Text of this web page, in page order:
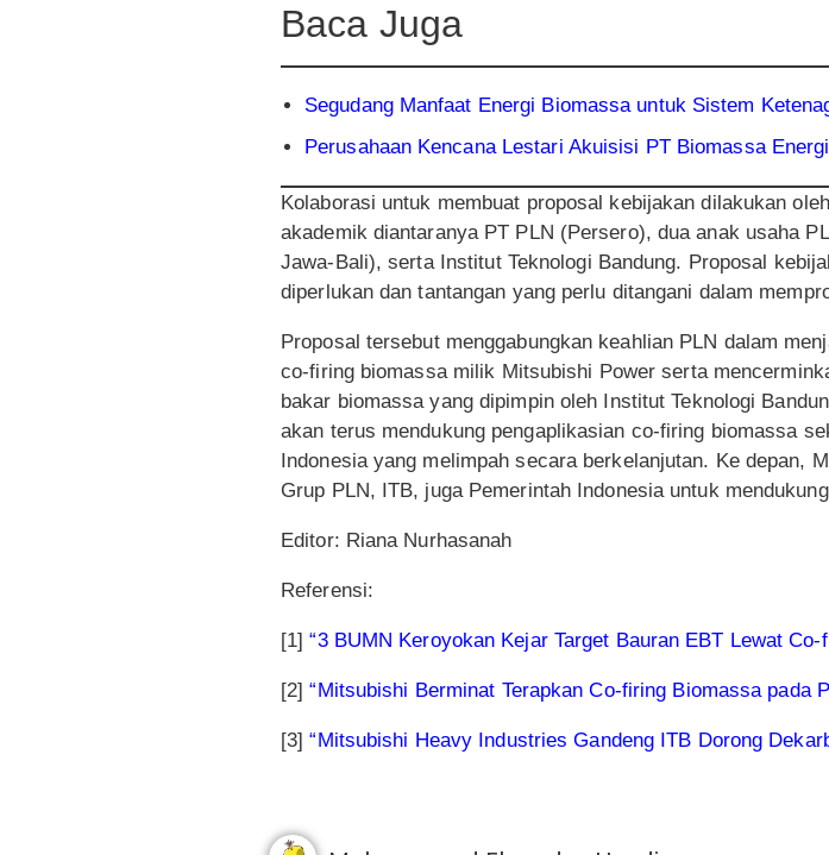
Baca Juga
Segudang Manfaat Energi Biomassa untuk Sistem
Perusahaan Kencana Lestari Akuisisi PT Biomassa
Kolaborasi untuk membuat proposal kebijakan dilakukan
akademik diantaranya PT PLN (Persero), dua anak usaha
Jawa-Bali), serta Institut Teknologi Bandung. Proposal
diperlukan dan tantangan yang perlu ditangani dalam
Proposal tersebut menggabungkan keahlian PLN dalam
co-firing biomassa milik Mitsubishi Power serta
bakar biomassa yang dipimpin oleh Institut Teknologi
akan terus mendukung pengaplikasian co-firing biomassa
Indonesia yang melimpah secara berkelanjutan. Ke depan,
Grup PLN, ITB, juga Pemerintah Indonesia untuk
Editor: Riana Nurhasanah
Referensi:
[1]“3 BUMN Keroyokan Kejar Target Bauran EBT Lewat Co-
[2]“Mitsubishi Berminat Terapkan Co-firing Biomassa pada
[3] “Mitsubishi Heavy Industries Gandeng ITB Dorong